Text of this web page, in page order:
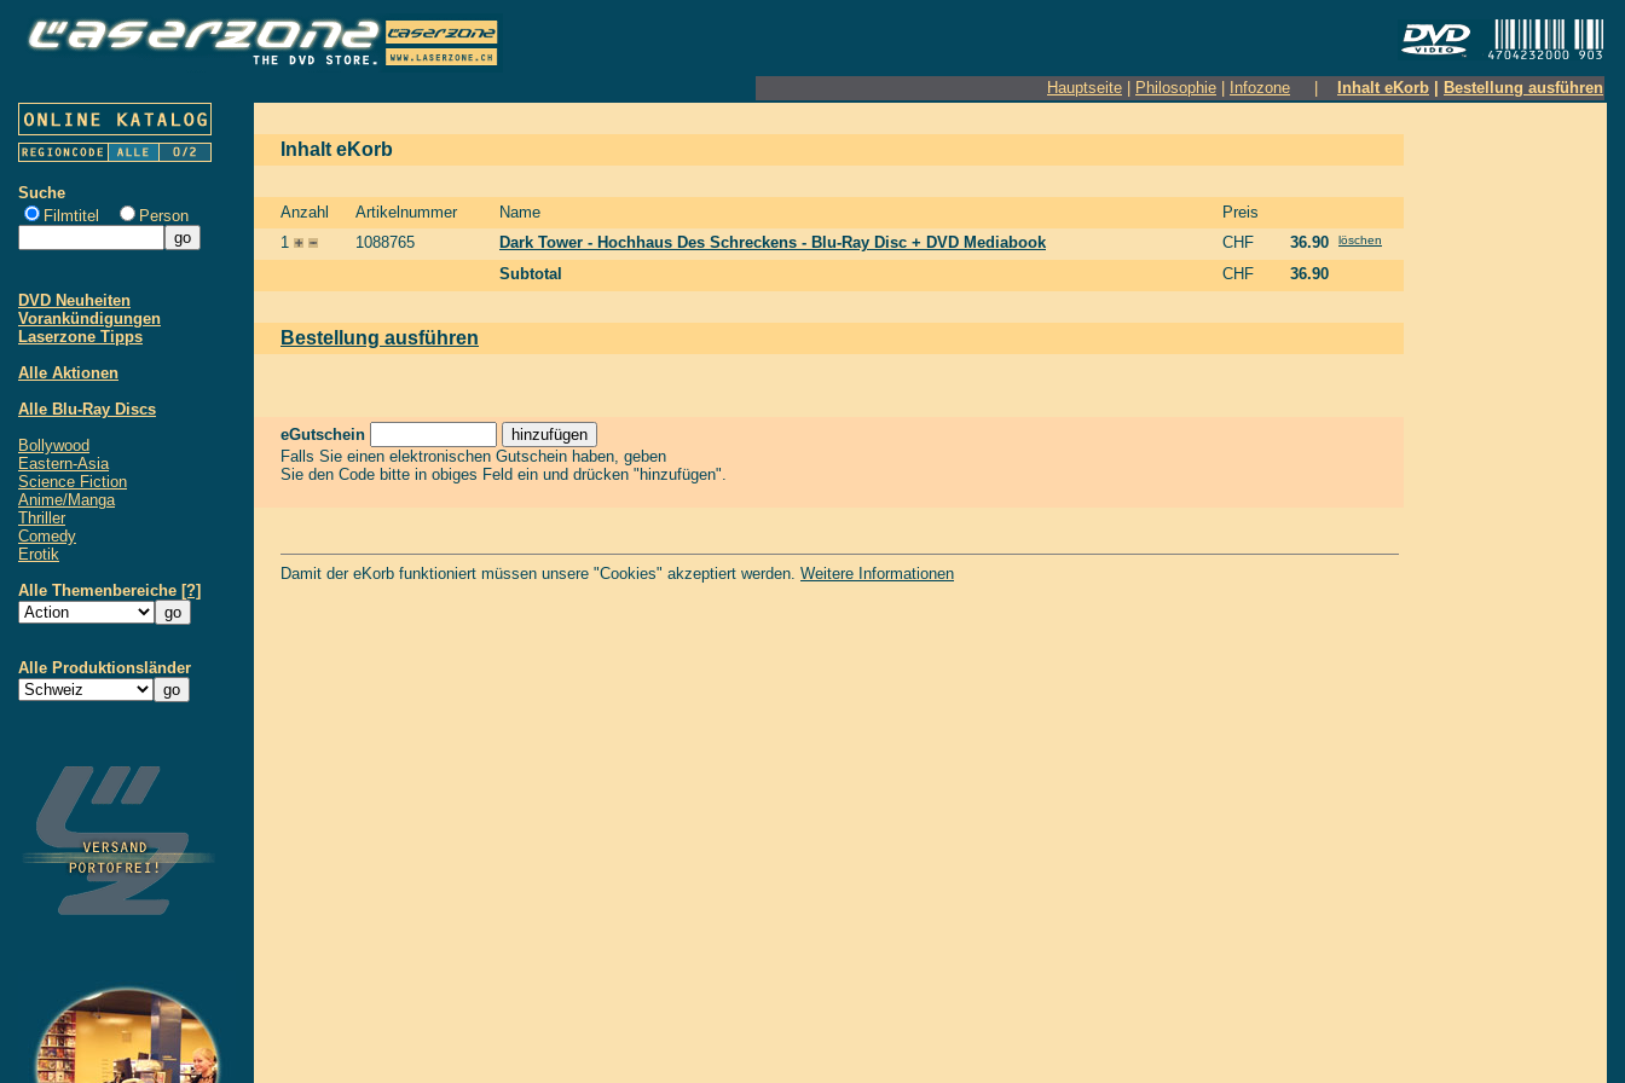
Hauptseite Philosophie Infozone Inhalt eKorb Bestellung ausführen
Suche
Filmtitel
Person
DVD Neuheiten
Vorankündigungen
Laserzone Tipps
Alle Aktionen
Alle Blu-Ray Discs
Bollywood
Eastern-Asia
Science Fiction
Anime/Manga
Thriller
Comedy
Erotik
Alle Themenbereiche [?]
Alle Produktionsländer
Inhalt eKorb
Anzahl Artikelnummer Name
Preis
1
1088765 Dark Tower - Hochhaus Des Schreckens - Blu-Ray Disc + DVD Mediabook CHF 36.90 löschen
Subtotal CHF 36.90
Bestellung ausführen
eGutschein
Falls Sie einen elektronischen Gutschein haben, geben
Sie den Code bitte in obiges Feld ein und drücken "hinzufügen".
Damit der eKorb funktioniert müssen unsere "Cookies" akzeptiert werden. Weitere Informationen